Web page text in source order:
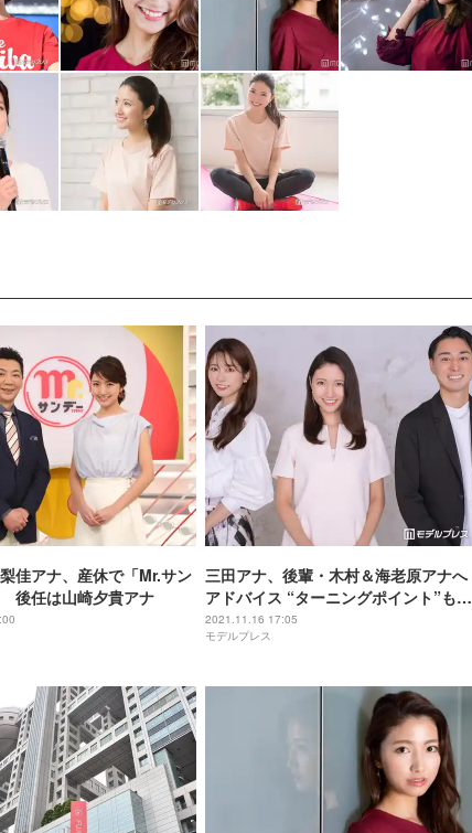
佳アナ、産休で「Mr.サン
後任は山崎夕貴アナ
三田アナ、後輩・木村＆海老原アナへ
アドバイス “ターニングポイント”も振
り返る【フジテレビアナウンサー×モデ
ルプレス連載＜“素”っぴんトーク＞】
2021.11.16 17:05
モデルプレス